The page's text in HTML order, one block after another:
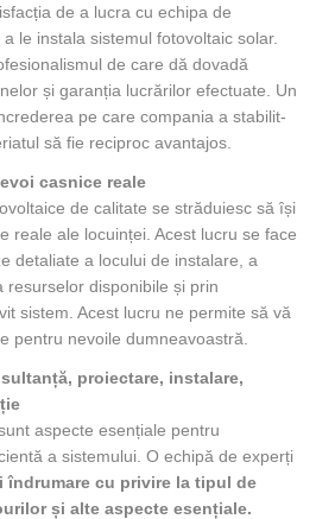
de a lucra cu echipa de
le instala sistemul fotovoltaic solar.
de care dă dovadă
și garanția lucrărilor efectuate. Un
pe care compania a stabilit-
să fie reciproc avantajos.
casnice reale
de calitate se străduiesc să își
reale ale locuinței. Acest lucru se face
detaliate a locului de instalare, a
disponibile și prin
sistem. Acest lucru ne permite să vă
pentru nevoile dumneavoastră.
proiectare, instalare,
aspecte esențiale pentru
a sistemului. O echipă de experți
îndrumare cu privire la tipul de
și alte aspecte esențiale.